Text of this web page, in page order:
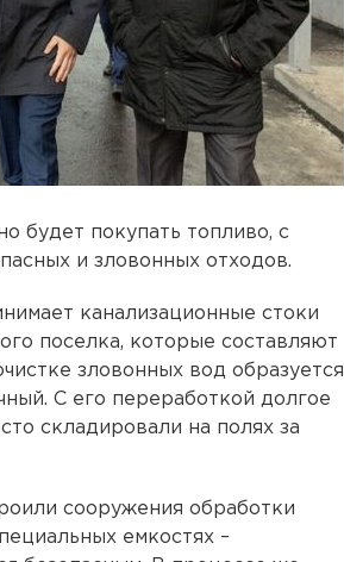
будет покупать топливо, с
и зловонных отходов.
канализационные стоки
поселка, которые составляют
зловонных вод образуется
С его переработкой долгое
складировали на полях за
сооружения обработки
емкостях –